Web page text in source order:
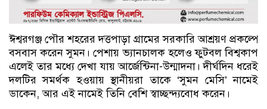
ঈশ্বরগঞ্জ পৌর শহরের দত্তপাড়া গ্রামের সরকারি আশ্রয়ণ প্রকল্পে
বসবাস করেন সুমন। পেশায় ভ্যানচালক হলেও ফুটবল বিশ্বকাপ
এলেই তার মধ্যে দেখা যায় আর্জেন্টিনা-উন্মাদনা। দীর্ঘদিন ধরেই
দলটির সমর্থক হওয়ায় স্থানীয়রা তাকে ‘সুমন মেসি’ নামেই
ডাকেন, আর এই নামেই তিনি বেশি স্বাচ্ছন্দ্যবোধ করেন।